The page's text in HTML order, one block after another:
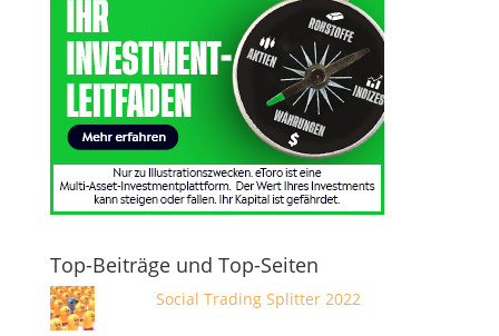
Top-Beiträge und Top-Seiten
Social Trading Splitter 2022